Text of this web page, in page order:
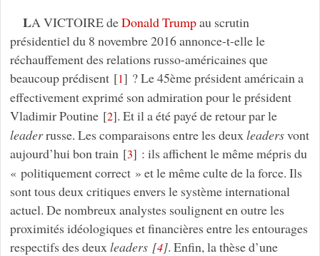
LA VICTOIRE deDonald Trumpau scrutin
présidentiel du 8 novembre 2016 annonce-t-elle le
réchauffement des relations russo-américaines que
beaucoup prédisent[1] ? Le 45ème président américain a
effectivement exprimé son admiration pour le président
Vladimir Poutine[2]. Et il a été payé de retour par le
leaderrusse. Les comparaisons entre les deux leadersvont
aujourd’hui bon train [3] : ils affichent le même mépris du
« politiquement correct » et le même culte de la force. Ils
sont tous deux critiques envers le système international
actuel. De nombreux analystes soulignent en outre les
proximités idéologiques et financières entre les entourages
respectifs des deux leaders[4]. Enfin, la thèse d’une